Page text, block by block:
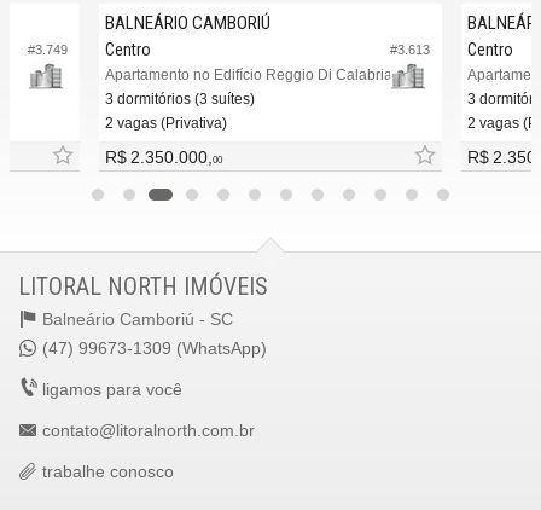
#3.749 #3.613
BALNEÁRIO CAMBORIÚ
Centro
Apartamento no Edifício Reggio Di Calabria
3 dormitórios (3 suítes)
2 vagas (Privativa)
R$ 2.350.000,00
Centro
3
2 vagas
R$
LITORAL NORTH IMÓVEIS
Balneário Camboriú - SC
(47) 99673-1309 (WhatsApp)
ligamos para você
contato@litoralnorth.com.br
trabalhe conosco